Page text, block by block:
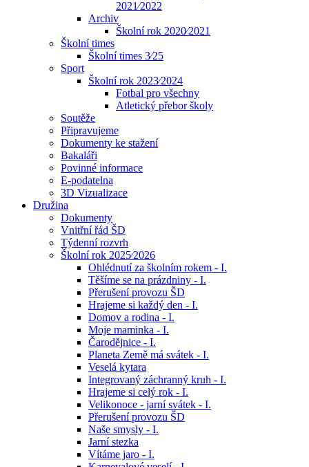
2021⁄2022
Archiv
Školní rok 2020⁄2021
Školní times
Školní times 3⁄25
Sport
Školní rok 2023⁄2024
Fotbal pro všechny
Atletický přebor školy
Soutěže
Připravujeme
Dokumenty ke stažení
Bakaláři
Povinné informace
E-podatelna
3D Vizualizace
Družina
Dokumenty
Vnitřní řád ŠD
Týdenní rozvrh
Školní rok 2025⁄2026
Ohlédnutí za školním rokem - I.
Těšíme se na prázdniny - I.
Přerušení provozu ŠD
Hrajeme si každý den - I.
Domov a rodina - I.
Moje maminka - I.
Čarodějnice - I.
Planeta Země má svátek - I.
Veselá kytara
Integrovaný záchranný kruh - I.
Hrajeme si celý rok - I.
Velikonoce - jarní svátek - I.
Přerušení provozu ŠD
Naše smysly - I.
Jarní stezka
Vítáme jaro - I.